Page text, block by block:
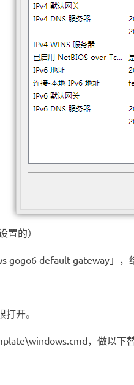
置的）
default gateway」，
开。
，做以下替